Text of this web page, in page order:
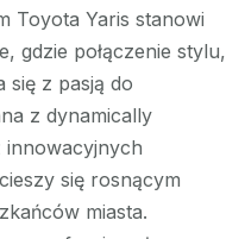
Toyota Yaris stanowi
gdzie połączenie stylu,
się z pasją do
z dynamically
innowacyjnych
się rosnącym
miasta.